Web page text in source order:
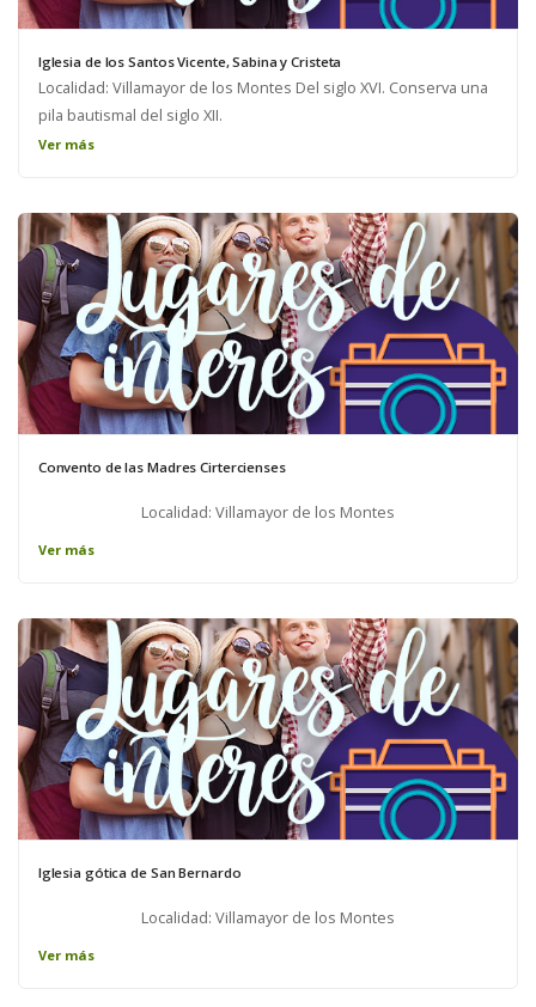
Iglesia de los Santos Vicente, Sabina y Cristeta
Localidad: Villamayor de los Montes Del siglo XVI. Conserva una
pila bautismal del siglo XII.
Ver más
Convento de las Madres Cirtercienses
Localidad: Villamayor de los Montes
Ver más
Iglesia gótica de San Bernardo
Localidad: Villamayor de los Montes
Ver más